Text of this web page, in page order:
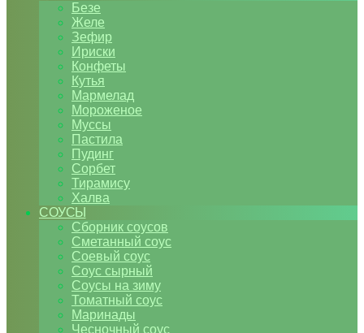
Безе
Желе
Зефир
Ириски
Конфеты
Кутья
Мармелад
Мороженое
Муссы
Пастила
Пудинг
Сорбет
Тирамису
Халва
СОУСЫ
Сборник соусов
Сметанный соус
Соевый соус
Соус сырный
Соусы на зиму
Томатный соус
Маринады
Чесночный соус